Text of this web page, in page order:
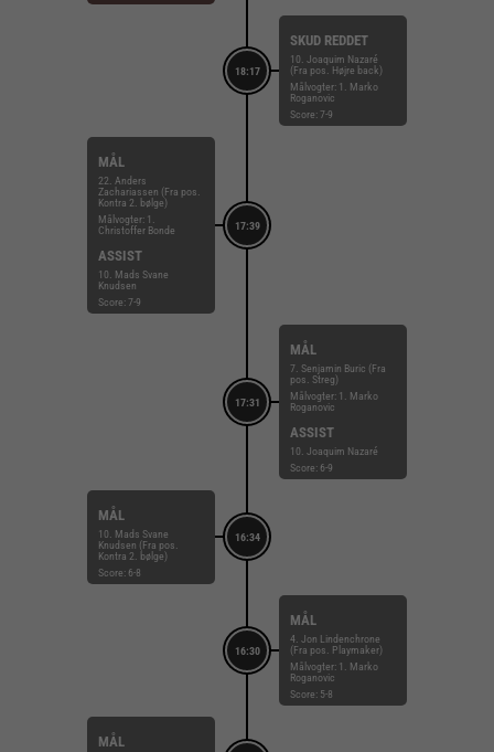
18:17
SKUD REDDET
10. Joaquim Nazaré
(Fra pos. Højre back)
Målvogter: 1. Marko
Roganovic
Score: 7-9
17:39
MÅL
22. Anders
Zachariassen (Fra pos.
Kontra 2. bølge)
Målvogter: 1.
Christoffer Bonde
ASSIST
10. Mads Svane
Knudsen
Score: 7-9
17:31
MÅL
7. Senjamin Buric (Fra
pos. Streg)
Målvogter: 1. Marko
Roganovic
ASSIST
10. Joaquim Nazaré
Score: 6-9
16:34
MÅL
10. Mads Svane
Knudsen (Fra pos.
Kontra 2. bølge)
Score: 6-8
16:30
MÅL
4. Jon Lindenchrone
(Fra pos. Playmaker)
Målvogter: 1. Marko
Roganovic
Score: 5-8
MÅL